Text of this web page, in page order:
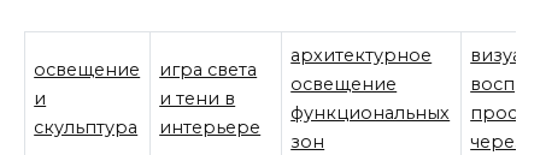
освещение
и
скульптура
игра света
и тени в
интерьере
архитектурное
освещение
функциональных
зон
через